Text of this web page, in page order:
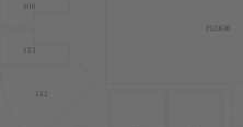
FLOOR
100
123
122